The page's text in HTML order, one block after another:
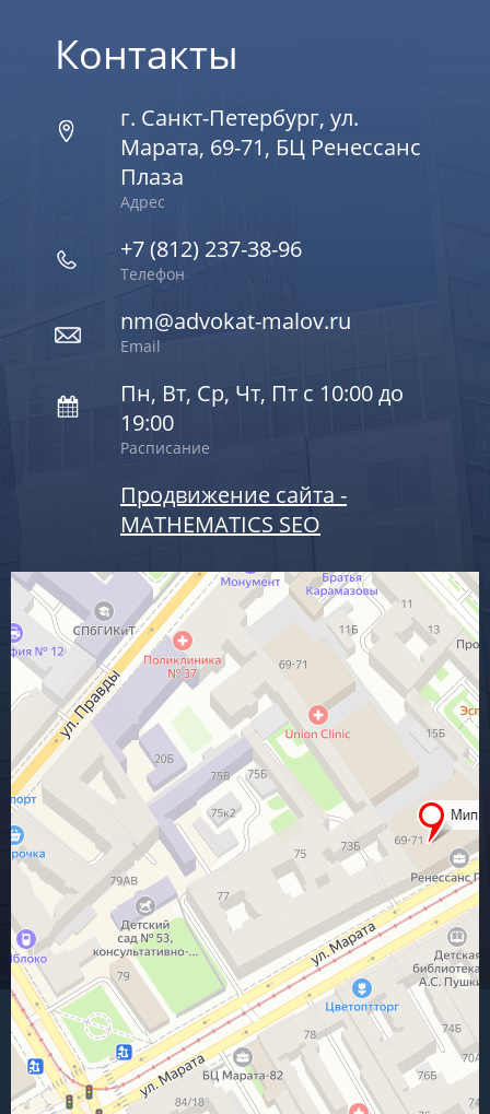
Контакты
г. Санкт-Петербург, ул.
Марата, 69-71, БЦ Ренессанс
Плаза
Адрес
+7 (812) 237-38-96
Телефон
nm@advokat-malov.ru
Email
Пн, Вт, Ср, Чт, Пт с 10:00 до
19:00
Расписание
Продвижение сайта -
MATHEMATICS SEO